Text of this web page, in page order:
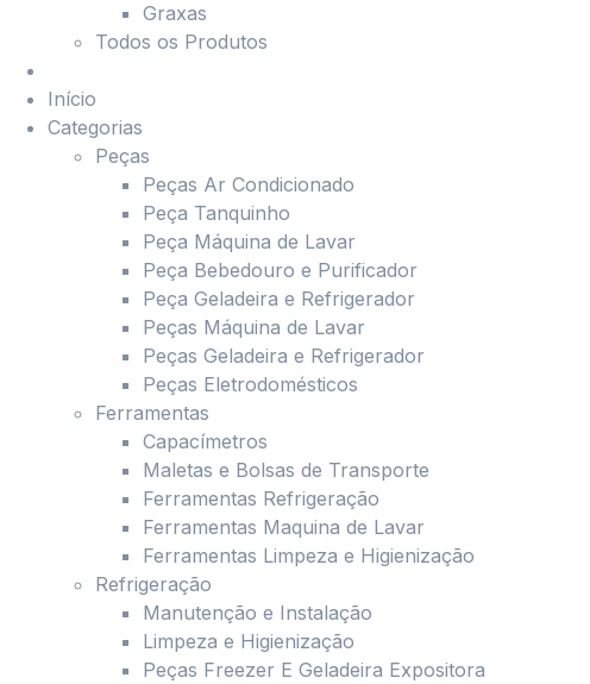
Graxas
Todos os Produtos
Início
Categorias
Peças
Peças Ar Condicionado
Peça Tanquinho
Peça Máquina de Lavar
Peça Bebedouro e Purificador
Peça Geladeira e Refrigerador
Peças Máquina de Lavar
Peças Geladeira e Refrigerador
Peças Eletrodomésticos
Ferramentas
Capacímetros
Maletas e Bolsas de Transporte
Ferramentas Refrigeração
Ferramentas Maquina de Lavar
Ferramentas Limpeza e Higienização
Refrigeração
Manutenção e Instalação
Limpeza e Higienização
Peças Freezer E Geladeira Expositora